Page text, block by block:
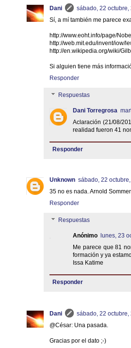
Dani
sábado, 22 octubre,
Sí, a mí también me parece
http://www.eoht.info/page/
http://web.mit.edu/invent/iow/
http://en.wikipedia.org/wiki/
Si alguien tiene más
Responder
Respuestas
Dani Torregrosa
Aclaración (21/08/
realidad fueron 41
Responder
Unknown sábado, 22
35 no es nada. Arnold
Responder
Respuestas
Anónimo
lunes, 23
Me parece que 81
formación y ya
Issa Katime
Responder
Dani
sábado, 22 octubre,
@César: Una pasada.
Gracias por el dato ;-)